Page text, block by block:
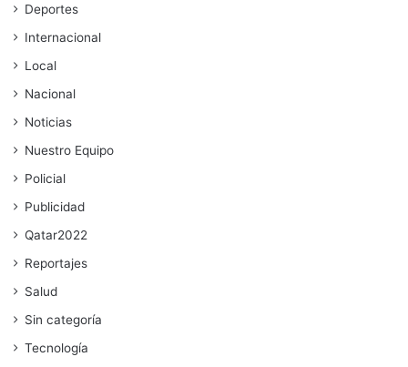
Deportes
Internacional
Local
Nacional
Noticias
Nuestro Equipo
Policial
Publicidad
Qatar2022
Reportajes
Salud
Sin categoría
Tecnología